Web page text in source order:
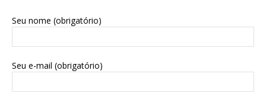
Seu nome (obrigatório)
Seu e-mail (obrigatório)